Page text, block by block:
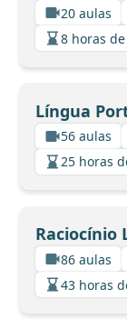
20 aulas
8 horas
Língua
56 aulas
25 horas
Raciocínio
86 aulas
43 horas